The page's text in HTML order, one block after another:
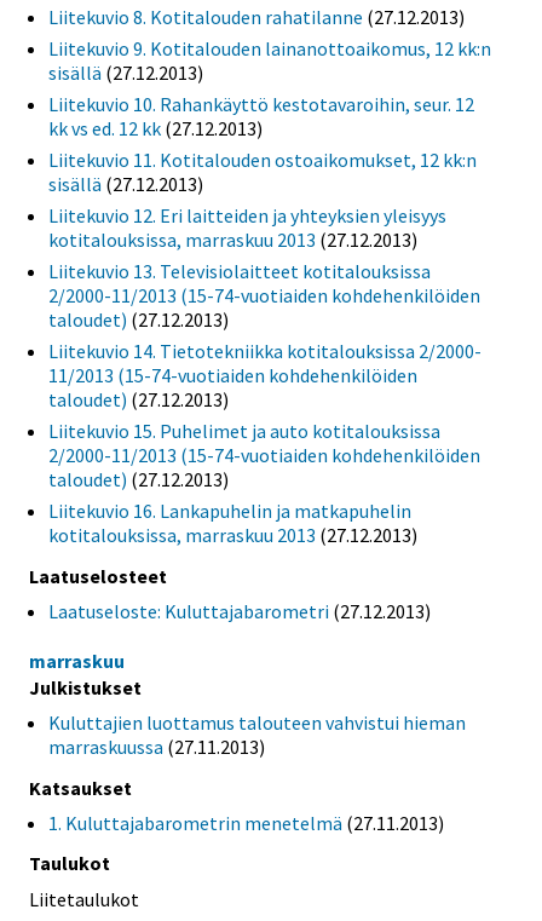
Liitekuvio 8. Kotitalouden rahatilanne (27.12.2013)
Liitekuvio 9. Kotitalouden lainanottoaikomus, 12 kk:n
sisällä (27.12.2013)
Liitekuvio 10. Rahankäyttö kestotavaroihin, seur. 12
kk vs ed. 12 kk (27.12.2013)
Liitekuvio 11. Kotitalouden ostoaikomukset, 12 kk:n
sisällä (27.12.2013)
Liitekuvio 12. Eri laitteiden ja yhteyksien yleisyys
kotitalouksissa, marraskuu 2013 (27.12.2013)
Liitekuvio 13. Televisiolaitteet kotitalouksissa
2/2000-11/2013 (15-74-vuotiaiden kohdehenkilöiden
taloudet) (27.12.2013)
Liitekuvio 14. Tietotekniikka kotitalouksissa 2/2000-
11/2013 (15-74-vuotiaiden kohdehenkilöiden
taloudet) (27.12.2013)
Liitekuvio 15. Puhelimet ja auto kotitalouksissa
2/2000-11/2013 (15-74-vuotiaiden kohdehenkilöiden
taloudet) (27.12.2013)
Liitekuvio 16. Lankapuhelin ja matkapuhelin
kotitalouksissa, marraskuu 2013 (27.12.2013)
Laatuselosteet
Laatuseloste: Kuluttajabarometri (27.12.2013)
marraskuu
Julkistukset
Kuluttajien luottamus talouteen vahvistui hieman
marraskuussa (27.11.2013)
Katsaukset
1. Kuluttajabarometrin menetelmä (27.11.2013)
Taulukot
Liitetaulukot